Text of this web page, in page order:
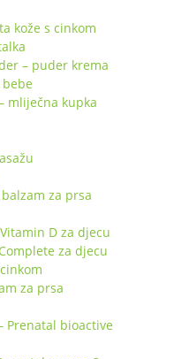
kože s cinkom
– puder krema
mliječna kupka
za prsa
D za djecu
za djecu
za prsa
Prenatal bioactive